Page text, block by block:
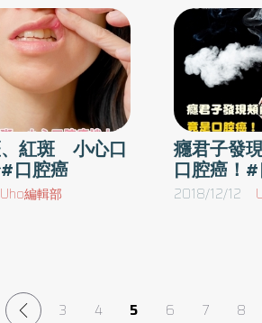
病變發生，嚴重時更會惡化成癌細胞。
榔 才是遠離口腔癌最有效方式口腔癌
在口腔之惡性腫瘤的稱呼，以鱗狀
多，好發於40~60歲間男女的舌癌為常
類型之一。為遠離口腔癌，邱怡喬醫師
檳榔習慣者，應戒菸、戒檳榔和定期
查。口腔黏膜檢查不會疼痛，是由醫
觸診口腔黏膜，看有無疑似癌前病變或
保可補助口腔黏膜檢查目前針對有嚼檳榔
瘤。怎樣預防口腔
寬邊的帽子，或是
、舌和口腔黏膜的
擦，應該請牙醫生
色變化，超過兩星
衡。有時維他命或
發生。六、避免長
當天以流質或半流質
紅斑 小心口
口腔癌
Uho編輯部
癮君子發
口腔癌！
2018/12/12
3 4 5 6 7 8